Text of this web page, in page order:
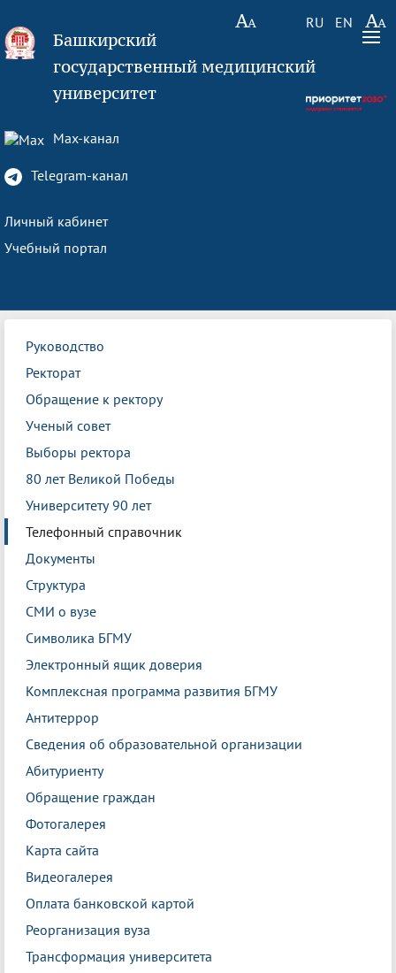
RU EN
Башкирский
государственный медицинский
университет
Max-канал
Telegram-канал
Личный кабинет
Учебный портал
Руководство
Ректорат
Обращение к ректору
Ученый совет
Выборы ректора
80 лет Великой Победы
Университету 90 лет
Телефонный справочник
Документы
Структура
СМИ о вузе
Символика БГМУ
Электронный ящик доверия
Комплексная программа развития БГМУ
Антитеррор
Сведения об образовательной организации
Абитуриенту
Обращение граждан
Фотогалерея
Карта сайта
Видеогалерея
Оплата банковской картой
Реорганизация вуза
Трансформация университета